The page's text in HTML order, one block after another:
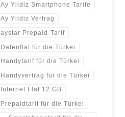
Ay Yildiz Smartphone Tarife
Ay Yildiz Vertrag
aystar Prepaid-Tarif
Datenflat für die Türkei
Handytarif für die Türkei
Handyvertrag für die Türkei
Internet Flat 12 GB
Prepaidtarif für die Türkei